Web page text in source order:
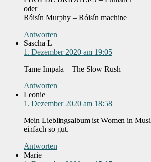
oder
Róisín Murphy – Róisín machine
Antworten
Sascha L
1. Dezember 2020 am 19:05
Tame Impala – The Slow Rush
Antworten
Leonie
1. Dezember 2020 am 18:58
Mein Lieblingsalbum ist Women in
einfach so gut.
Antworten
Marie